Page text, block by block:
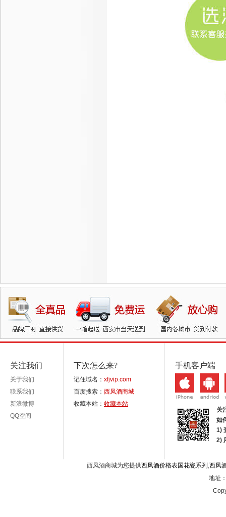
关注我们
关于我们
联系我们
新浪微博
QQ空间
下次怎么来?
记住域名： xfjvip.com
百度搜索： 西凤酒商城
收藏本站： 收藏本站
手机客户端
关
如
1)
2)
西凤酒商城为您提供西凤酒价格表国花瓷系列,西凤
地址